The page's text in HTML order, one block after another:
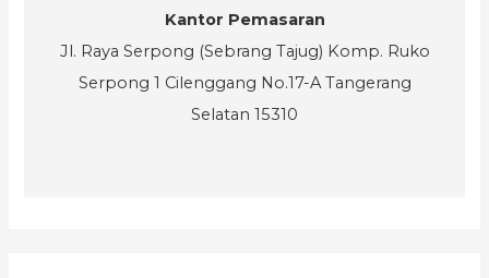
Kantor Pemasaran
Jl. Raya Serpong (Sebrang Tajug) Komp. Ruko
Serpong 1 Cilenggang No.17-A Tangerang
Selatan 15310